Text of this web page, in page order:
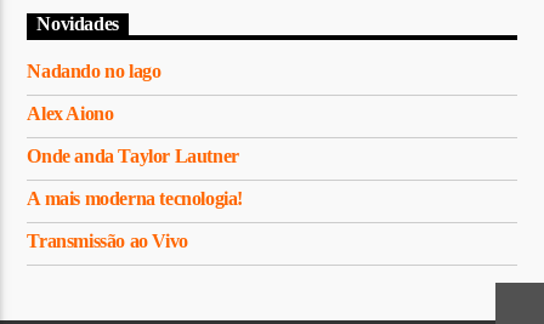
Novidades
Nadando no lago
Alex Aiono
Onde anda Taylor Lautner
A mais moderna tecnologia!
Transmissão ao Vivo